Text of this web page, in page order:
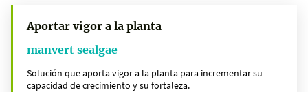
Aportar vigor a la planta
manvert sealgae
Solución que aporta vigor a la planta para incrementar su
capacidad de crecimiento y su fortaleza.